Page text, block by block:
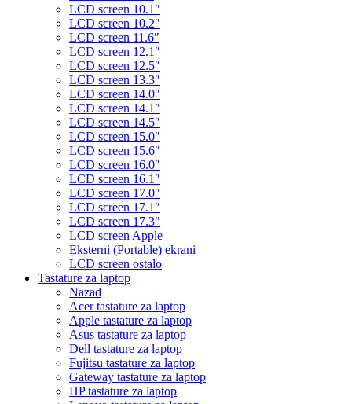
LCD screen 10.1″
LCD screen 10.2″
LCD screen 11.6″
LCD screen 12.1″
LCD screen 12.5″
LCD screen 13.3″
LCD screen 14.0″
LCD screen 14.1″
LCD screen 14.5″
LCD screen 15.0″
LCD screen 15.6″
LCD screen 16.0″
LCD screen 16.1″
LCD screen 17.0″
LCD screen 17.1″
LCD screen 17.3″
LCD screen Apple
Eksterni (Portable) ekrani
LCD screen ostalo
Tastature za laptop
Nazad
Acer tastature za laptop
Apple tastature za laptop
Asus tastature za laptop
Dell tastature za laptop
Fujitsu tastature za laptop
Gateway tastature za laptop
HP tastature za laptop